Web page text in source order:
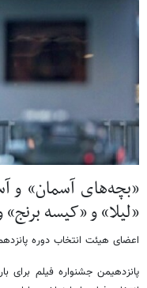
«بچه‌های آسمان» و
«لیلا» و «کیسه برنج»
اعضای هیئت انتخاب دوره
پانزدهیمن جشنواره فیلم